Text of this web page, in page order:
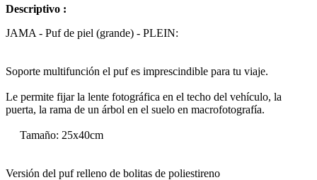
Descriptivo :
JAMA - Puf de piel (grande) - PLEIN:
Soporte multifunción el puf es imprescindible para tu viaje.
Le permite fijar la lente fotográfica en el techo del vehículo, la
puerta, la rama de un árbol en el suelo en macrofotografía.
Tamaño: 25x40cm
Versión del puf relleno de bolitas de poliestireno